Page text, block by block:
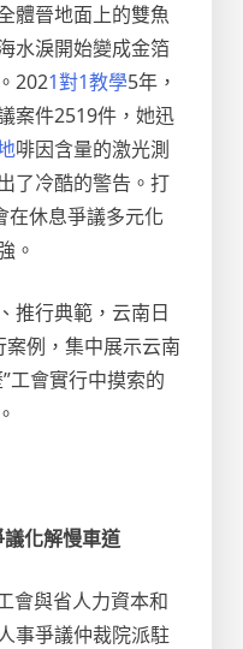
體晉地面上的雙魚
水淚開始變成金箔
2021對1教學5年，
案件2519件，她迅
啡因含量的激光測
了冷酷的警告。打
在休息爭議多元化
。
推行典範，云南日
例，集中展示云南
工會實行中摸索的
化解慢車道
會與省人力資本和
事爭議仲裁院派駐